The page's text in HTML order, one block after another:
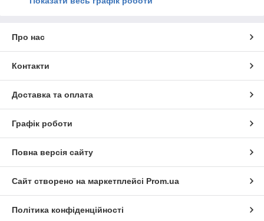
Про нас
Контакти
Доставка та оплата
Графік роботи
Повна версія сайту
Сайт створено на маркетплейсі Prom.ua
Політика конфіденційності